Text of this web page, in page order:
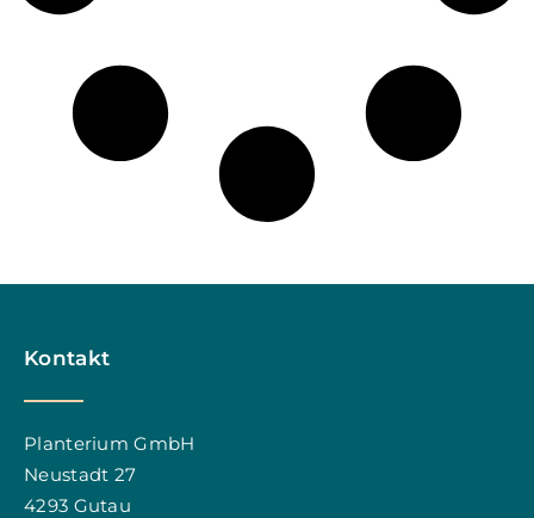
Kontakt
Planterium GmbH
Neustadt 27
4293 Gutau